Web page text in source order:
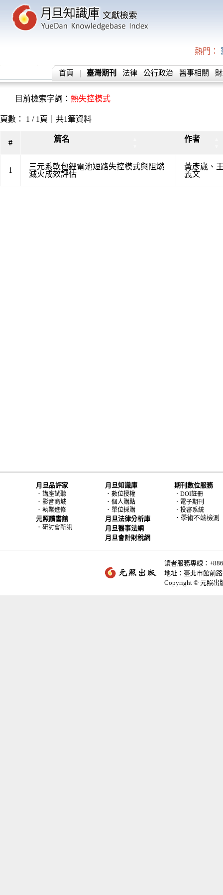
熱門：
首頁 臺灣期刊 法律 公行政治 醫事相關
目前檢索字詞： 熱失控模式
頁數： 1 / 1頁｜共1筆資料
# 篇名 作者
1
三元系軟包鋰電池短路失控模式與阻燃
滅火成效評估
黃彥崴 、
義文
月旦品評家
． 講座試聽
． 影音商城
． 執業進修
元照讀書館
． 研討會新訊
月旦知識庫
． 數位授權
． 個人購點
． 單位採購
月旦法律分析庫
月旦醫事法網
月旦會計財稅網
期刊數位服務
．DOI註冊
．電子期刊
．投審系統
．學術不端檢測
讀者服務專線：
地址：臺北市館前
Copyright © 元照出